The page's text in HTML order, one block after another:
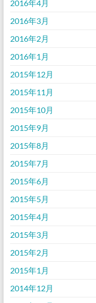
2016年4月
2016年3月
2016年2月
2016年1月
2015年12月
2015年11月
2015年10月
2015年9月
2015年8月
2015年7月
2015年6月
2015年5月
2015年4月
2015年3月
2015年2月
2015年1月
2014年12月